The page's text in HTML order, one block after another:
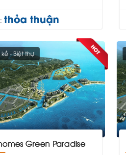
thỏa thuận
kề - Biệt thự
Green Paradise